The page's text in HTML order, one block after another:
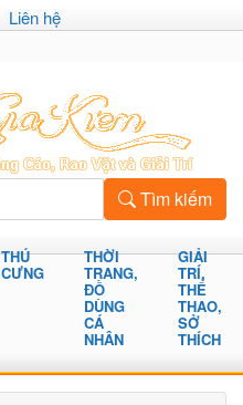
Liên hệ
Tìm kiếm
THÚ
CƯNG
THỜI
TRANG,
ĐỒ
DÙNG
CÁ
NHÂN
GIẢI
TRÍ,
THỂ
THAO,
SỞ
THÍCH